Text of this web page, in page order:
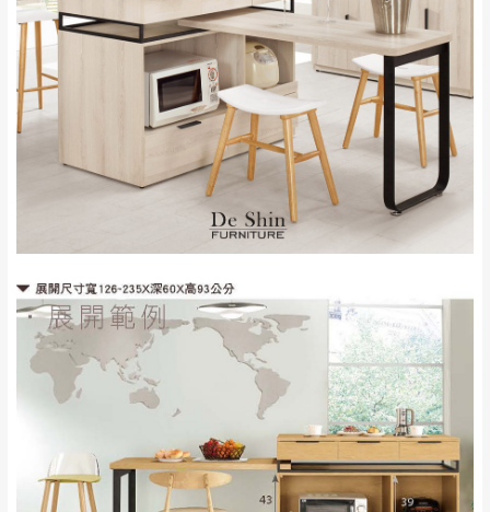
＊A108產品另收運費
雙溪、貢寮、烏
來、平溪、九份、
石門、林口 下福
里、新店山區、三
峽山區、石碇、坪
林、福隆、淡水山
區、北投湖山路、
深坑山區
基隆
運費
$ 9,000以下：
NT$500元
＊A108產品另收運費
基隆山區
苗栗
$ 9,000以上：免
運費
$ 9,000以下：
NT$500元
卓蘭鎮、三灣、通
霄山區、西湖、泰
安鄉、大湖鄉、頭
苗栗至基隆；其它地區暫不開放，如因特殊
地型限制(山區、鄉、鎮、村)、樓梯太小、無
法搬運上樓等因素，導致無法配送，
本公司
保有出貨的權利。
保護物流人員的工作安全，賣家無提供吊掛
服務，若需以吊車或其他的吊掛方式吊運，
因大型傢俱有組裝、配送的問題，並非一般
快速到貨商品，無法指定特定時間送達，司
機當天到貨前皆會再與您通知，讓你不用整
天在家等貨，以節省您的寶貴時間。
由於百貨公司配送較為不易，故暫無法配送
至百貨公司內部。
發票寄送：